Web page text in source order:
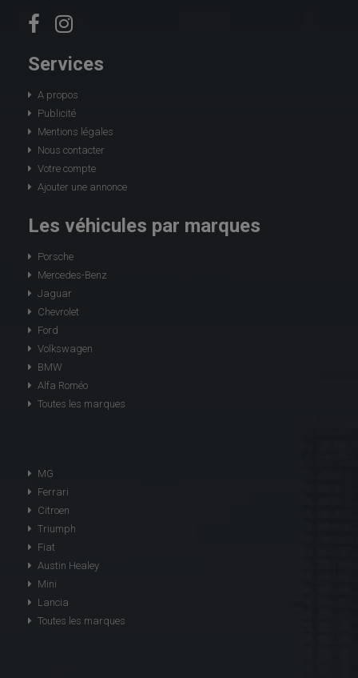
Services
A propos
Publicité
Mentions légales
Nous contacter
Votre compte
Ajouter une annonce
Les véhicules par marques
Porsche
Mercedes-Benz
Jaguar
Chevrolet
Ford
Volkswagen
BMW
Alfa Roméo
Toutes les marques
MG
Ferrari
Citroen
Triumph
Fiat
Austin Healey
Mini
Lancia
Toutes les marques